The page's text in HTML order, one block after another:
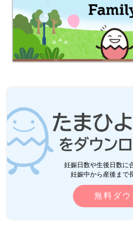
妊娠日数や生後日数に
妊娠中から産後まで
無料ダ